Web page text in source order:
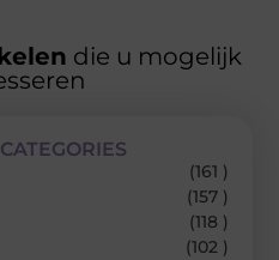
die u mogelijk
(161 )
(157 )
(118 )
(102 )